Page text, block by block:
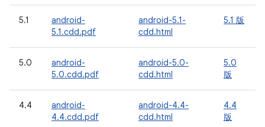
5.1
android-
5.1.cdd.pdf
android-5.1-
cdd.html
5.1 版
5.0
android-
5.0.cdd.pdf
android-5.0-
cdd.html
5.0
版
4.4
android-
4.4.cdd.pdf
android-4.4-
cdd.html
4.4
版